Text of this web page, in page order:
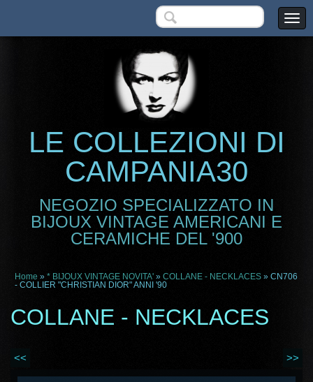
LE COLLEZIONI DI
CAMPANIA30
NEGOZIO SPECIALIZZATO IN
BIJOUX VINTAGE AMERICANI E
CERAMICHE DEL '900
Home » * BIJOUX VINTAGE NOVITA' » COLLANE - NECKLACES » CN706
- COLLIER "CHRISTIAN DIOR" ANNI '90
COLLANE - NECKLACES
<< >>